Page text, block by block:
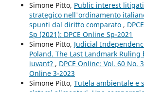
Simone Pitto, Public interest
strategico nell'ordinamento
spunti dal diritto comparato ,
Sp (2021): DPCE Online Sp-2021
Simone Pitto, Judicial
Poland. The Last Landmark Ruling
iuvant? , DPCE Online: Vol. 60 No.
Online 3-2023
Simone Pitto, Tutela ambientale e